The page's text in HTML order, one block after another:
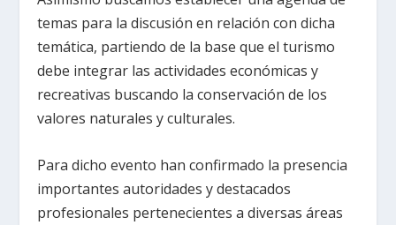
temas para la discusión en relación con dicha
temática, partiendo de la base que el turismo
debe integrar las actividades económicas y
recreativas buscando la conservación de los
valores naturales y culturales.
Para dicho evento han confirmado la presencia
importantes autoridades y destacados
profesionales pertenecientes a diversas áreas